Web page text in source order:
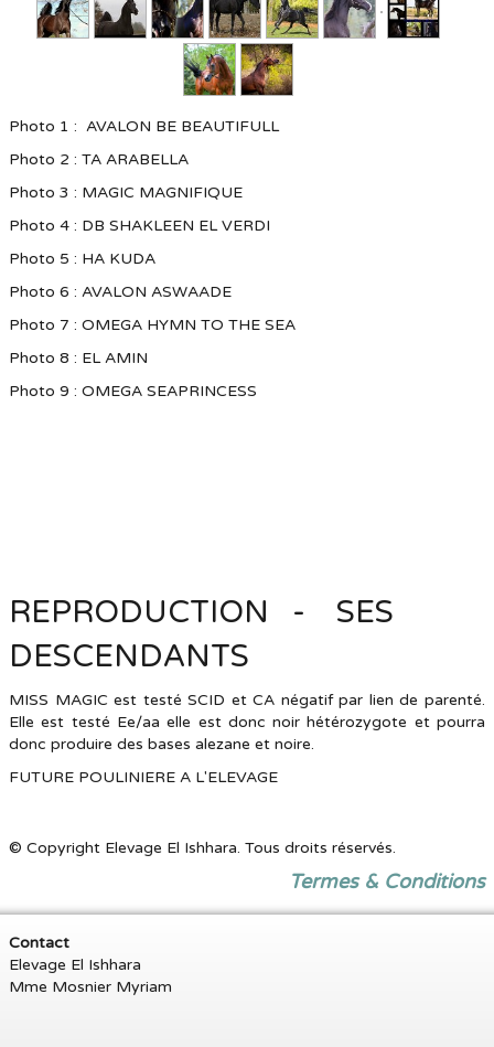
Photo 1 : AVALON BE BEAUTIFULL
Photo 2 : TA ARABELLA
Photo 3 : MAGIC MAGNIFIQUE
Photo 4 : DB SHAKLEEN EL VERDI
Photo 5 : HA KUDA
Photo 6 : AVALON ASWAADE
Photo 7 : OMEGA HYMN TO THE SEA
Photo 8 : EL AMIN
Photo 9 : OMEGA SEAPRINCESS
REPRODUCTION - SES
DESCENDANTS
MISS MAGIC est testé SCID et CA négatif par lien de parenté.
Elle est testé Ee/aa elle est donc noir hétérozygote et pourra
donc produire des bases alezane et noire.
FUTURE POULINIERE A L'ELEVAGE
© Copyright Elevage El Ishhara. Tous droits réservés.
Termes & Conditions
Contact
Elevage El Ishhara
Mme Mosnier Myriam